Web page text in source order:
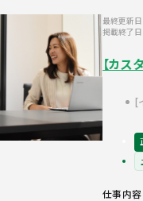
最終更新
掲載終了
【カ
仕事内容